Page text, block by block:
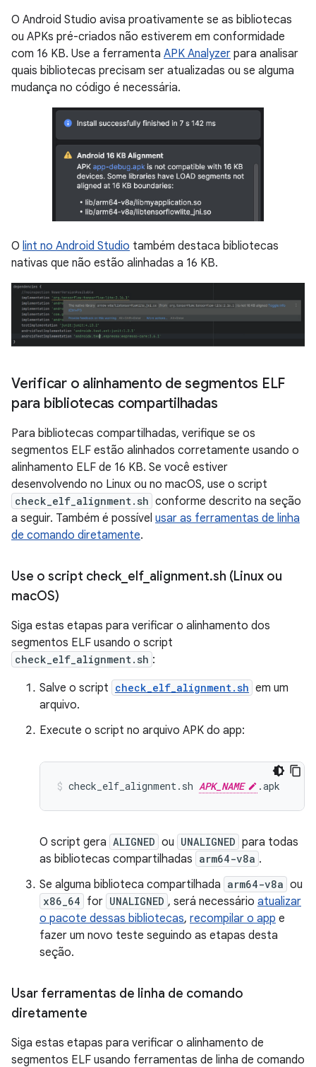
O Android Studio avisa proativamente se as bibliotecas
ou APKs pré-criados não estiverem em conformidade
com 16 KB. Use a ferramenta APK Analyzer para analisar
quais bibliotecas precisam ser atualizadas ou se alguma
mudança no código é necessária.
O lint no Android Studio também destaca bibliotecas
nativas que não estão alinhadas a 16 KB.
Verificar o alinhamento de segmentos ELF
para bibliotecas compartilhadas
Para bibliotecas compartilhadas, verifique se os
segmentos ELF estão alinhados corretamente usando o
alinhamento ELF de 16 KB. Se você estiver
desenvolvendo no Linux ou no macOS, use o script
check_elf_alignment.sh conforme descrito na seção
a seguir. Também é possível usar as ferramentas de linha
de comando diretamente.
Use o script check elf_ alignment.sh (Linux ou
macOS)
Siga estas etapas para verificar o alinhamento dos
segmentos ELF usando o script
check_elf_alignment.sh :
Salve o script check_elf_alignment.sh em um
arquivo.
Execute o script no arquivo APK do app:
check_elf_alignment.sh APK_NAME
O script gera ALIGNED ou UNALIGNED para todas
as bibliotecas compartilhadas arm64-v8a .
Se alguma biblioteca compartilhada arm64-v8a ou
x86_64 for UNALIGNED , será necessário atualizar
o pacote dessas bibliotecas, recompilar o app e
fazer um novo teste seguindo as etapas desta
seção.
Usar ferramentas de linha de comando
diretamente
Siga estas etapas para verificar o alinhamento de
segmentos ELF usando ferramentas de linha de comando